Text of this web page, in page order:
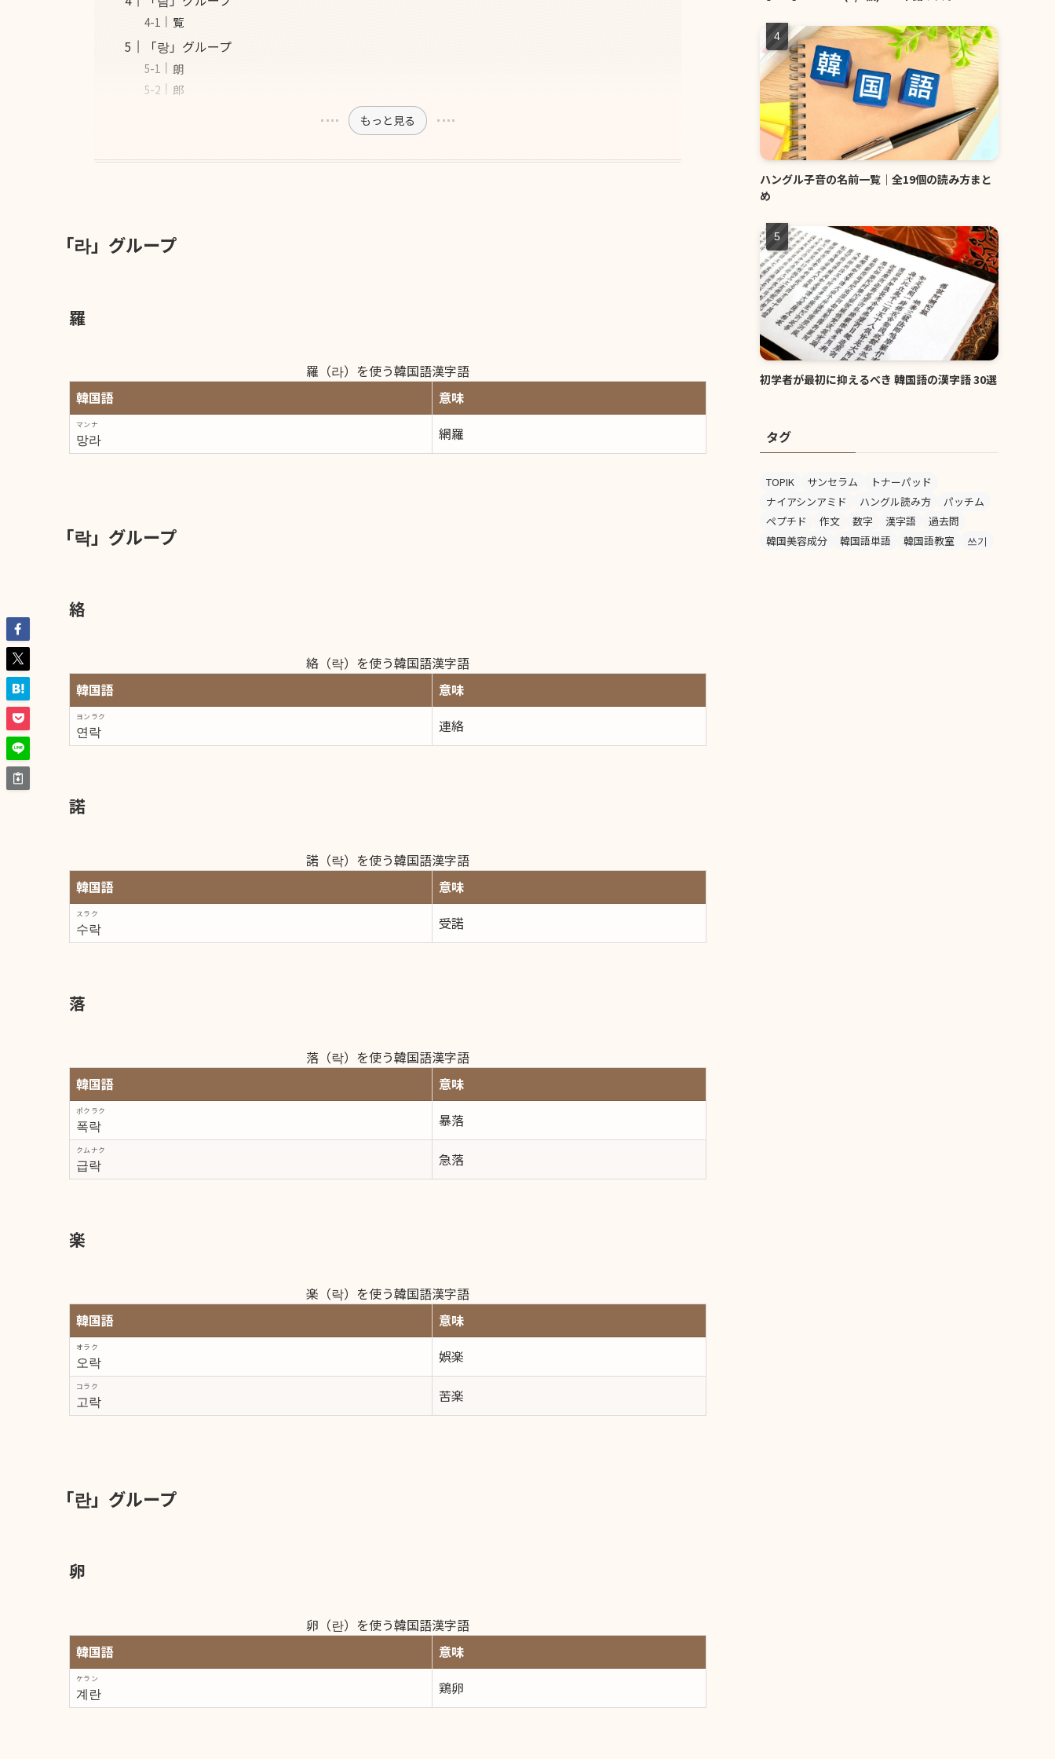
覧
「랑」グループ
朗
郎
もっと見る
「라」グループ
羅
羅（라）を使う韓国語漢字語
韓国語
意味
망라
マンナ 網羅
「락」グループ
絡
絡（락）を使う韓国語漢字語
韓国語
意味
연락
ヨンラク 連絡
諾
諾（락）を使う韓国語漢字語
韓国語
意味
수락
スラク 受諾
落
落（락）を使う韓国語漢字語
韓国語
意味
폭락
ポクラク 暴落
급락
クムナク 急落
楽
楽（락）を使う韓国語漢字語
韓国語
意味
오락
オラク 娯楽
고락
コラク 苦楽
「란」グループ
卵
卵（란）を使う韓国語漢字語
韓国語
意味
계란
ケラン 鶏卵
ハングル子音の名前一覧｜全19個の読み方まと
め
初学者が最初に抑えるべき 韓国語の漢字語 30選
タグ
TOPIK サンセラム
トナーパッド
ナイアシンアミド
ハングル読み方
パッチム
ペプチド
作文 数字 漢字語
過去問
韓国美容成分
韓国語単語 韓国語教室 쓰기